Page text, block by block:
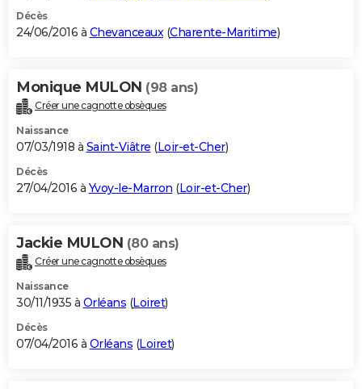
Décès
24/06/2016 à Chevanceaux(Charente-Maritime)
Monique MULON (98 ans)
Créer une cagnotte obsèques
Naissance
07/03/1918 à Saint-Viâtre (Loir-et-Cher)
Décès
27/04/2016 à Yvoy-le-Marron (Loir-et-Cher)
Jackie MULON (80 ans)
Créer une cagnotte obsèques
Naissance
30/11/1935 à Orléans (Loiret)
Décès
07/04/2016 à Orléans (Loiret)